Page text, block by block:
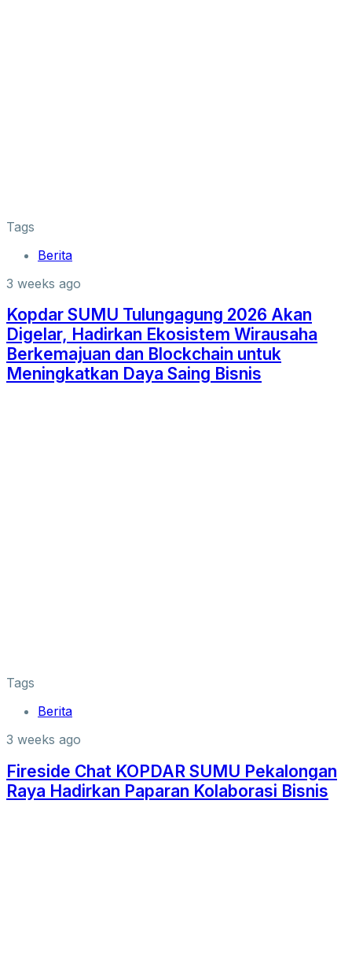
Tags
Berita
3 weeks ago
Kopdar SUMU Tulungagung 2026 Akan
Digelar, Hadirkan Ekosistem Wirausaha
Berkemajuan dan Blockchain untuk
Meningkatkan Daya Saing Bisnis
Tags
Berita
3 weeks ago
Fireside Chat KOPDAR SUMU Pekalongan
Raya Hadirkan Paparan Kolaborasi Bisnis